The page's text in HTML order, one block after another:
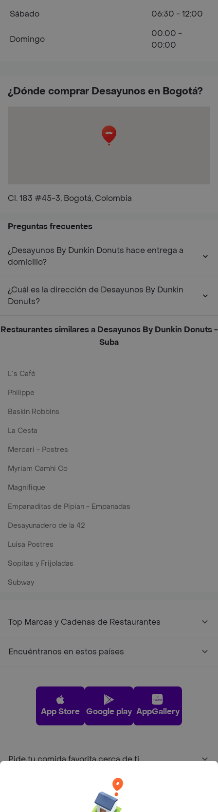
¿Dónde comprar Desayunos en Bogotá?
Cl. 183 #45-3, Bogotá, Colombia
Sábado
06:30 - 12:00
Domingo
00:00 -
00:00
Preguntas frecuentes
¿Desayunos By Dunkin Donuts hace entrega a
domicilio?
¿Cuál es la dirección de Desayunos By Dunkin
Donuts?
Restaurantes similares a Desayunos By Dunkin Donuts -
Suba
L´s Café
Philippe
Baskin Robbins
La Cesta
Mercari - Postres
Myriam Camhi Co
Magnifique
Empanaditas de Pipian - Empanadas
Desayunadero de la 42
Luisa Postres
Sopitas y Frijoladas
Subway
Top Marcas y Cadenas de Restaurantes
Encuéntranos en estos países
App Store Google play AppGallery
Pide tu comida favorita cerca de ti